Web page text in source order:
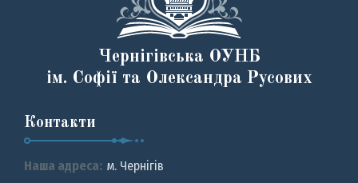
Чернігівська ОУНБ
ім. Софії та Олександра Русових
Контакти
Наша адреса: м. Чернiгiв